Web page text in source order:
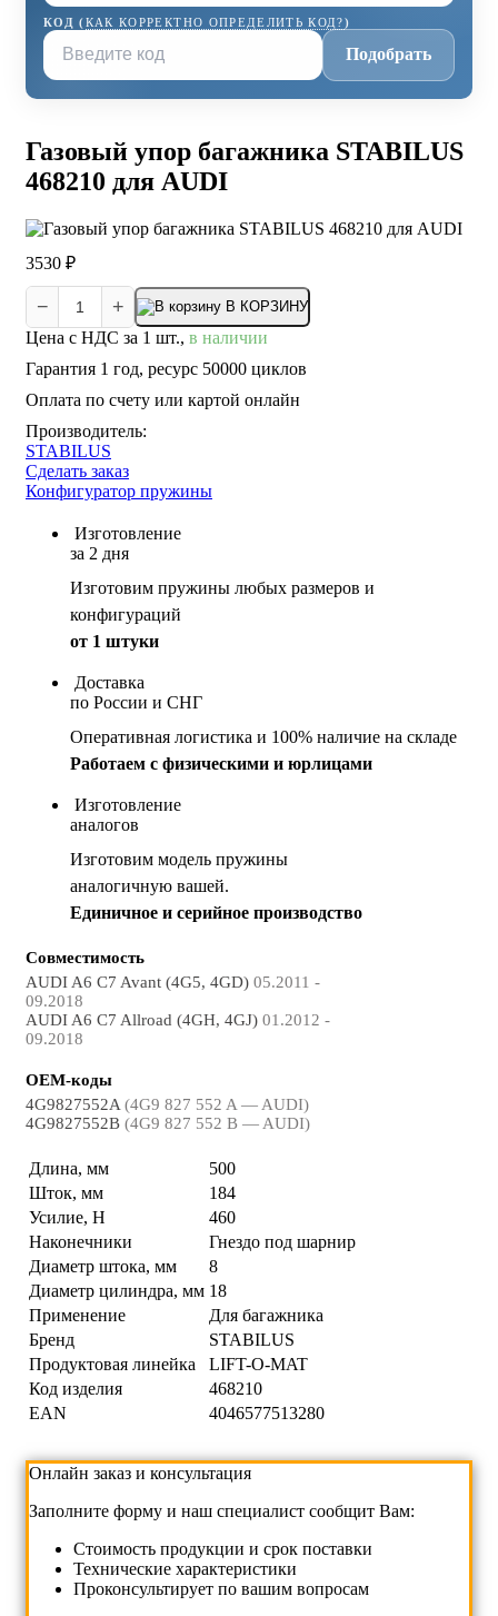
КОД (КАК КОРРЕКТНО ОПРЕДЕЛИТЬ КОД?)
Подобрать
Газовый упор багажника STABILUS
468210 для AUDI
3530 ₽
− + В КОРЗИНУ
Цена с НДС за 1 шт., в наличии
Гарантия 1 год, ресурс 50000 циклов
Оплата по счету или картой онлайн
Производитель:
STABILUS
Сделать заказ
Конфигуратор пружины
Изготовление
за 2 дня
Изготовим пружины любых размеров и
конфигураций
от 1 штуки
Доставка
по России и СНГ
Оперативная логистика и 100% наличие на складе
Работаем с физическими и юрлицами
Изготовление
аналогов
Изготовим модель пружины
аналогичную вашей.
Единичное и серийное производство
Совместимость
AUDI A6 C7 Avant (4G5, 4GD) 05.2011 -
09.2018
AUDI A6 C7 Allroad (4GH, 4GJ) 01.2012 -
09.2018
OEM-коды
4G9827552A (4G9 827 552 A — AUDI)
4G9827552B (4G9 827 552 B — AUDI)
Длина, мм
500
Шток, мм
184
Усилие, Н
460
Наконечники
Гнездо под шарнир
Диаметр штока, мм
8
Диаметр цилиндра, мм 18
Применение
Для багажника
Бренд
STABILUS
Продуктовая линейка
LIFT-O-MAT
Код изделия
468210
EAN
4046577513280
Онлайн заказ и консультация
Заполните форму и наш специалист сообщит Вам:
Cтоимость продукции и срок поставки
Технические характеристики
Проконсультирует по вашим вопросам